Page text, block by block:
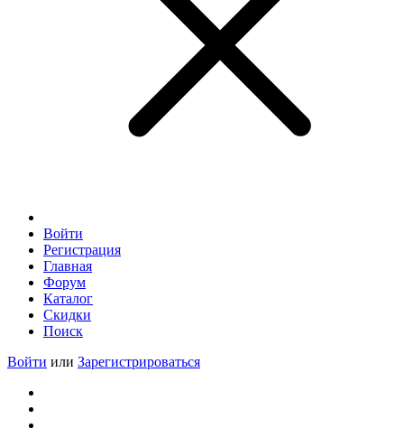
Войти
Регистрация
Главная
Форум
Каталог
Скидки
Поиск
Войти или Зарегистрироваться